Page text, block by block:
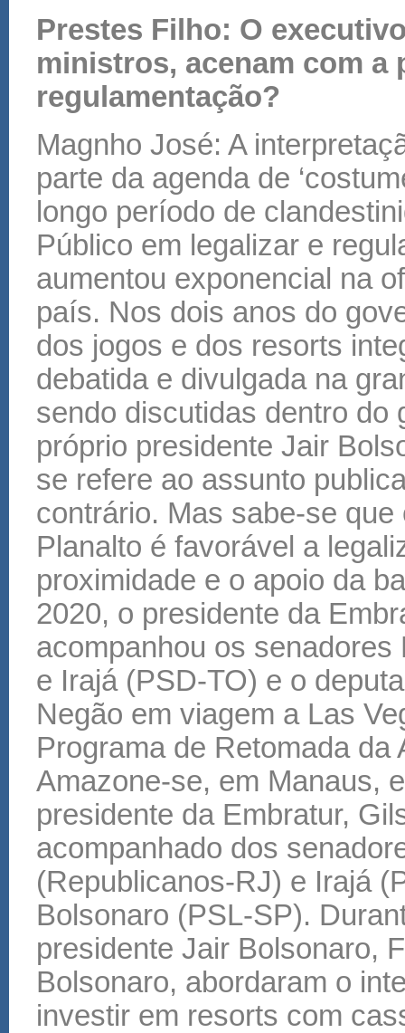
Prestes Filho: O
ministros, acenam com a
regulamentação?
Magnho José: A
parte da agenda de
longo período de
Público em legalizar e
aumentou exponencial na
país. Nos dois anos do
dos jogos e dos resorts
debatida e divulgada na
sendo discutidas dentro do
próprio presidente Jair
se refere ao assunto
contrário. Mas sabe-se
Planalto é favorável a
proximidade e o apoio da
2020, o presidente da
acompanhou os
e Irajá (PSD-TO) e o
Negão em viagem a Las
Programa de Retomada
Amazone-se, em Manaus,
presidente da Embratur,
acompanhado dos
(Republicanos-RJ) e Irajá
Bolsonaro (PSL-SP).
presidente Jair Bolsonaro,
Bolsonaro, abordaram o
investir em resorts com